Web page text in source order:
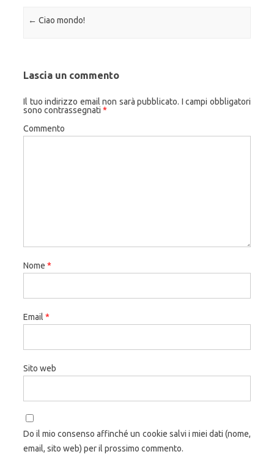
Navigazione articolo
← Ciao mondo!
Lascia un commento
Il tuo indirizzo email non sarà pubblicato. I campi obbligatori
sono contrassegnati *
Commento
Nome *
Email *
Sito web
Do il mio consenso affinché un cookie salvi i miei dati (nome,
email, sito web) per il prossimo commento.